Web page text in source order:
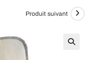
Produit suivant